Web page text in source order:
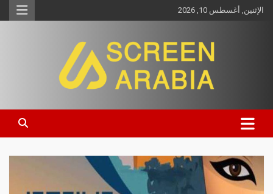
الإثنين, أغسطس 10, 2026
Screen Arabia